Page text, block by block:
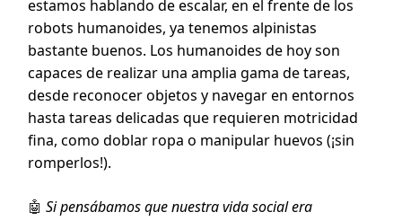
estamos hablando de escalar, en el frente de los
robots humanoides, ya tenemos alpinistas
bastante buenos. Los humanoides de hoy son
capaces de realizar una amplia gama de tareas,
desde reconocer objetos y navegar en entornos
hasta tareas delicadas que requieren motricidad
fina, como doblar ropa o manipular huevos (¡sin
romperlos!).
🤖 Si pensábamos que nuestra vida social era